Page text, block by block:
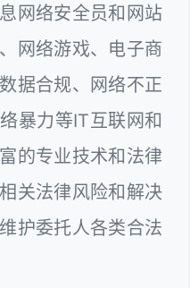
网络安全员和网站
网络游戏、电子商
据合规、网络不正
暴力等IT互联网和
的专业技术和法律
关法律风险和解决
护委托人各类合法